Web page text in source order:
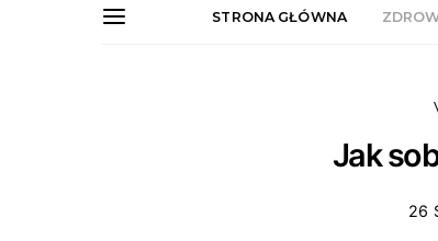
STRONA GŁÓWNA
Jak
26